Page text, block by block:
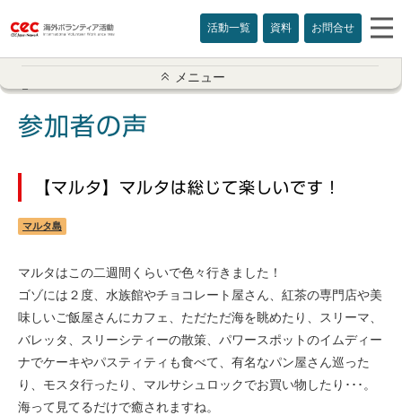
活動一覧 資料 お問合せ
アメリカ
カナダ
カンボジア
スリランカ
メニュー
参加者の声
【マルタ】マルタは総じて楽しいです！
マルタ島
マルタはこの二週間くらいで色々行きました！
ゴゾには２度、水族館やチョコレート屋さん、紅茶の専門店や美
味しいご飯屋さんにカフェ、ただただ海を眺めたり、スリーマ、
バレッタ、スリーシティーの散策、パワースポットのイムディー
ナでケーキやパスティティも食べて、有名なパン屋さん巡った
り、モスタ行ったり、マルサシュロックでお買い物したり･･･。
海って見てるだけで癒されますね。